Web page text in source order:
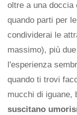
oltre a una doccia
quando parti per
condividerai le
massimo), più
l'esperienza
quando ti trovi
mucchi di iguane,
suscitano